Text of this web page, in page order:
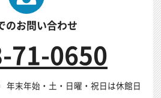
のお問い合わせ
71-0650
年末年始・土・日曜・祝日は休館日